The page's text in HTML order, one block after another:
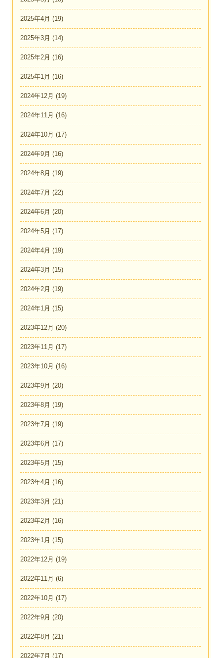
2025年4月 (19)
2025年3月 (14)
2025年2月 (16)
2025年1月 (16)
2024年12月 (19)
2024年11月 (16)
2024年10月 (17)
2024年9月 (16)
2024年8月 (19)
2024年7月 (22)
2024年6月 (20)
2024年5月 (17)
2024年4月 (19)
2024年3月 (15)
2024年2月 (19)
2024年1月 (15)
2023年12月 (20)
2023年11月 (17)
2023年10月 (16)
2023年9月 (20)
2023年8月 (19)
2023年7月 (19)
2023年6月 (17)
2023年5月 (15)
2023年4月 (16)
2023年3月 (21)
2023年2月 (16)
2023年1月 (15)
2022年12月 (19)
2022年11月 (6)
2022年10月 (17)
2022年9月 (20)
2022年8月 (21)
2022年7月 (17)